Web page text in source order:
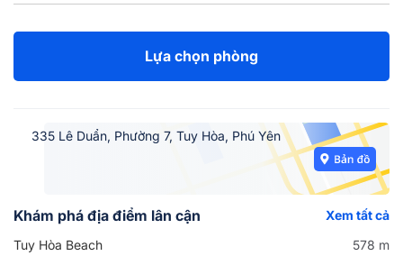
Lựa chọn phòng
335 Lê Duẩn, Phường 7, Tuy Hòa, Phú Yên
Khám phá địa điểm lân cận
Xem tất cả
Tuy Hòa Beach
578 m